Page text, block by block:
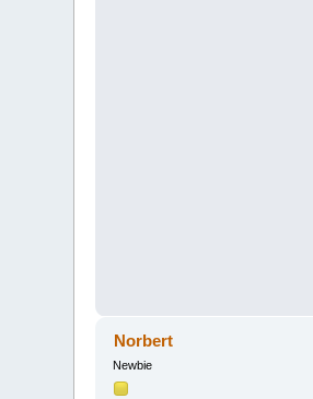
Norbert
Newbie